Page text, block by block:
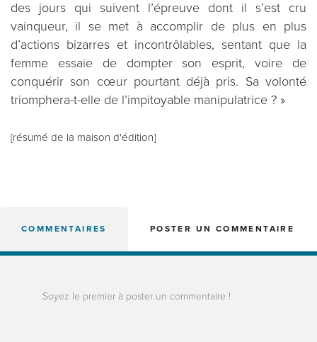
des jours qui suivent l’épreuve dont il s’est cru
vainqueur, il se met à accomplir de plus en plus
d’actions bizarres et incontrôlables, sentant que la
femme essaie de dompter son esprit, voire de
conquérir son cœur pourtant déjà pris. Sa volonté
triomphera-t-elle de l’impitoyable manipulatrice ? »
[résumé de la maison d'édition]
COMMENTAIRES POSTER UN COMMENTAIRE
Soyez le premier à poster un commentaire !